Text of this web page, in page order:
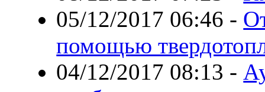
05/12/2017 06:46 -
помощью
04/12/2017 08:13 -